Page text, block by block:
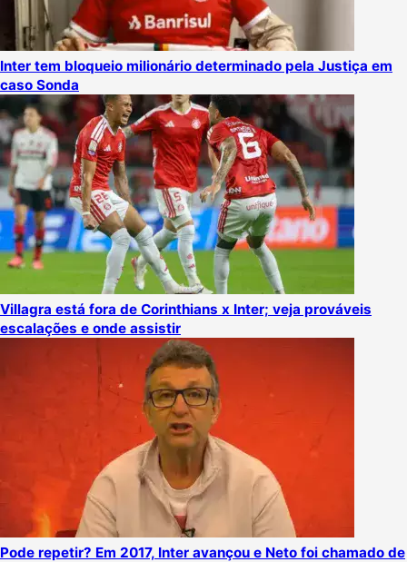
Inter tem bloqueio milionário determinado pela Justiça em
caso Sonda
Villagra está fora de Corinthians x Inter; veja prováveis
escalações e onde assistir
Pode repetir? Em 2017, Inter avançou e Neto foi chamado de